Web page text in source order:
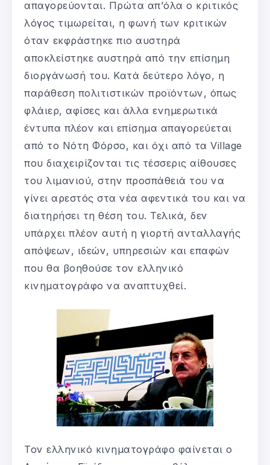
απαγορεύονται. Πρώτα απ’όλα ο κριτικός
λόγος τιμωρείται, η φωνή των κριτικών
όταν εκφράστηκε πιο αυστηρά
αποκλείστηκε αυστηρά από την επίσημη
διοργάνωσή του. Κατά δεύτερο λόγο, η
παράθεση πολιτιστικών προϊόντων, όπως
φλάιερ, αφίσες και άλλα ενημερωτικά
έντυπα πλέον και επίσημα απαγορεύεται
από το Νότη Φόρσο, και όχι από τα Village
που διαχειρίζονται τις τέσσερις αίθουσες
του λιμανιού, στην προσπάθειά του να
γίνει αρεστός στα νέα αφεντικά του και να
διατηρήσει τη θέση του. Τελικά, δεν
υπάρχει πλέον αυτή η γιορτή ανταλλαγής
απόψεων, ιδεών, υπηρεσιών και επαφών
που θα βοηθούσε τον ελληνικό
κινηματογράφο να αναπτυχθεί.
Τον ελληνικό κινηματογράφο φαίνεται ο